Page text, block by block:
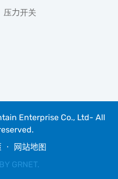
压力开关
Enterprise Co., Ltd- All
‧
网站地图
GRNET.